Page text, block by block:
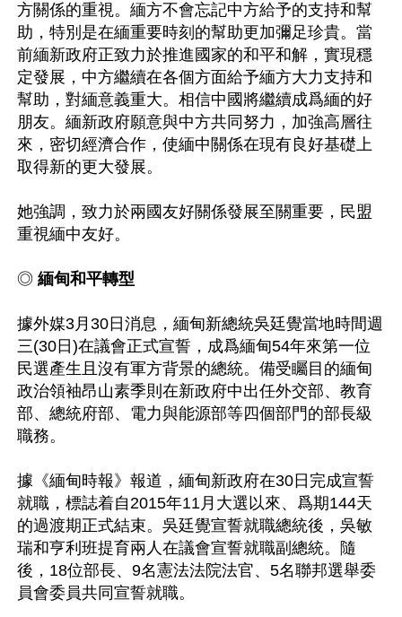
方關係的重視。緬方不會忘記中方給予的支持和幫
助，特別是在緬重要時刻的幫助更加彌足珍貴。當
前緬新政府正致力於推進國家的和平和解，實現穩
定發展，中方繼續在各個方面給予緬方大力支持和
幫助，對緬意義重大。相信中國將繼續成爲緬的好
朋友。緬新政府願意與中方共同努力，加強高層往
來，密切經濟合作，使緬中關係在現有良好基礎上
取得新的更大發展。
她強調，致力於兩國友好關係發展至關重要，民盟
重視緬中友好。
◎ 緬甸和平轉型
據外媒3月30日消息，緬甸新總統吳廷覺當地時間週
三(30日)在議會正式宣誓，成爲緬甸54年來第一位
民選產生且沒有軍方背景的總統。備受矚目的緬甸
政治領袖昂山素季則在新政府中出任外交部、教育
部、總統府部、電力與能源部等四個部門的部長級
職務。
據《緬甸時報》報道，緬甸新政府在30日完成宣誓
就職，標誌着自2015年11月大選以來、爲期144天
的過渡期正式結束。吳廷覺宣誓就職總統後，吳敏
瑞和亨利班提育兩人在議會宣誓就職副總統。隨
後，18位部長、9名憲法法院法官、5名聯邦選舉委
員會委員共同宣誓就職。